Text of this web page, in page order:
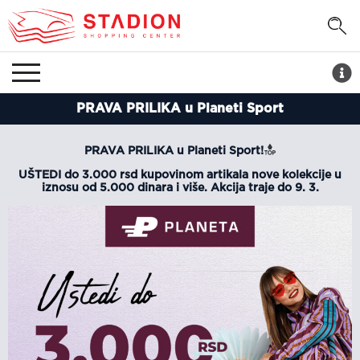
PRAVA PRILIKA u Planeti Sport
PRAVA PRILIKA u Planeti Sport!
UŠTEDI do 3.000 rsd kupovinom artikala nove kolekcije u
iznosu od 5.000 dinara i više. Akcija traje do 9. 3.